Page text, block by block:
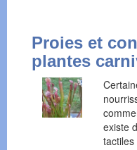
Proies et
plantes
existe
tactiles